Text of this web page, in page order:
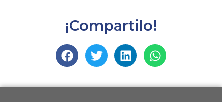
¡Compartilo!